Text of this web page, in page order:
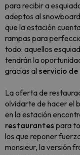
para recibir a
adeptos al
que la estación
rampas para
todo: aquellos
tendrán la
gracias al servicio
La oferta de
olvidarte de hacer el
en la estación
restaurantes para
los que reponer
monsieur, la versión